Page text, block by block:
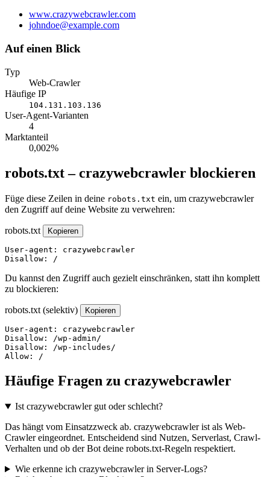
Website
www.crazywebcrawler.com
E-
johndoe@example.com
Auf einen Blick
Typ
Web-Crawler
Häufige IP
104.131.103.136
User-Agent-Varianten
4
Marktanteil
0,002%
robots.txt – crazywebcrawler blockieren
Füge diese Zeilen in deine robots.txt ein, um crazywebcrawler
den Zugriff auf deine Website zu verwehren:
robots.txt Kopieren
User-agent: crazywebcrawler
Disallow: /
Du kannst den Zugriff auch gezielt einschränken, statt ihn komplett
zu blockieren:
robots.txt (selektiv) Kopieren
User-agent: crazywebcrawler
Disallow: /wp-admin/
Disallow: /wp-includes/
Allow: /
Häufige Fragen zu crazywebcrawler
Ist crazywebcrawler gut oder schlecht?
Das hängt vom Einsatzzweck ab. crazywebcrawler ist als Web-
Crawler eingeordnet. Entscheidend sind Nutzen, Serverlast, Crawl-
Verhalten und ob der Bot deine robots.txt-Regeln respektiert.
Wie erkenne ich crazywebcrawler in Server-Logs?